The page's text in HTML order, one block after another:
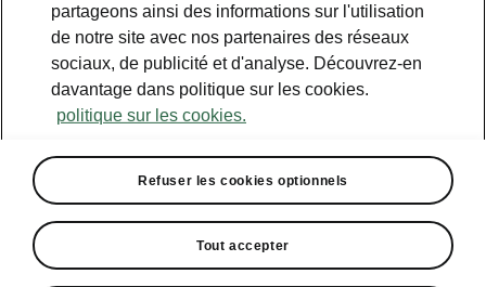
partageons ainsi des informations sur l'utilisation
de notre site avec nos partenaires des réseaux
sociaux, de publicité et d'analyse. Découvrez-en
davantage dans politique sur les cookies.
politique sur les cookies.
Refuser les cookies optionnels
Tout accepter